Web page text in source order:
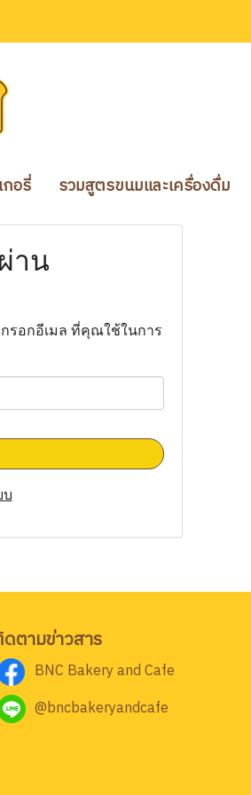
กอรี่ รวมสูตรขนมและเครื่องดื่ม
าน
รอกอีเมล ที่คุณใช้ในการ
บ
ตามข่าวสาร
BNC Bakery and Cafe
@bncbakeryandcafe